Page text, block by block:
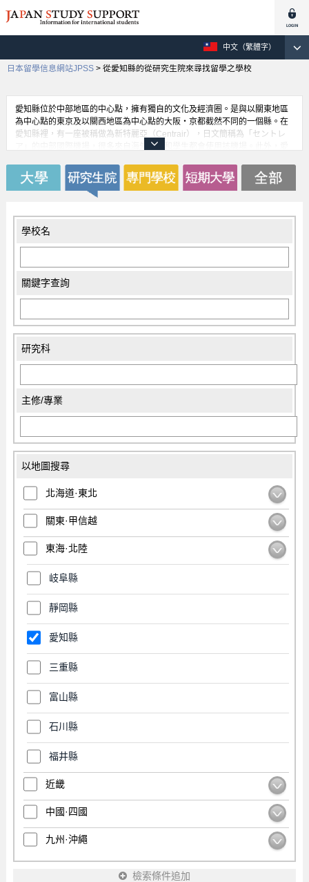
中文（繁體字）
日本留學信息網站JPSS > 從愛知縣的從研究生院來尋找留學之學校
愛知縣位於中部地區的中心點，擁有獨自的文化及經濟圈。是與以關東地區
為中心點的東京及以關西地區為中心點的大阪・京都截然不同的一個縣。在
愛知縣裡，有一座被稱做為新特麗亞（Centrair），日文簡稱為「セントレ
ア」的中部國際機場，很多來自海外遊客和學生都會使用該機場。此外，愛
時是非常便捷的。它也是一個以汽車製造業工業為首的縣，提供給就讀此相
關領域的留學生之獎學金制度是非常齊全的。
學校名
關鍵字查詢
研究科
主修/專業
以地圖搜尋
北海道·東北
關東·甲信越
東海·北陸
岐阜縣
靜岡縣
愛知縣
三重縣
富山縣
石川縣
福井縣
近畿
中國·四國
九州·沖繩
檢索條件追加